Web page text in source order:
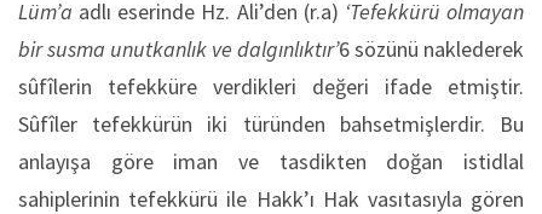
Lüm’a adlı eserinde Hz. Ali’den (r.a) ‘Tefekkürü olmayan
bir susma unutkanlık ve dalgınlıktır’6 sözünü naklederek
sûfîlerin tefekküre verdikleri değeri ifade etmiştir.
Sûfîler tefekkürün iki türünden bahsetmişlerdir. Bu
anlayışa göre iman ve tasdikten doğan istidlal
sahiplerinin tefekkürü ile Hakk’ı Hak vasıtasıyla gören